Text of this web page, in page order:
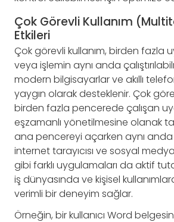
Çok Görevli Kullanım
Etkileri
Çok görevli kullanım, birden fazla
veya işlemin aynı anda
modern bilgisayarlar ve akıllı
yaygın olarak desteklenir. Çok
birden fazla pencerede çalışan
eşzamanlı yönetilmesine olanak
ana pencereyi açarken aynı
internet tarayıcısı ve sosyal
gibi farklı uygulamaları da aktif
iş dünyasında ve kişisel
verimli bir deneyim sağlar.
Örneğin, bir kullanıcı Word